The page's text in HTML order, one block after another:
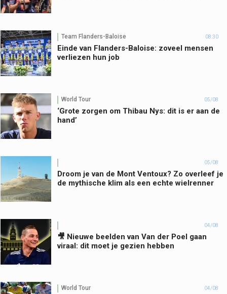
Team Flanders-Baloise 08:30
Einde van Flanders-Baloise: zoveel mensen
verliezen hun job
World Tour 05/08
‘Grote zorgen om Thibau Nys: dit is er aan de
hand’
05/08
Droom je van de Mont Ventoux? Zo overleef je
de mythische klim als een echte wielrenner
04/08
🎥 Nieuwe beelden van Van der Poel gaan
viraal: dit moet je gezien hebben
World Tour 04/08